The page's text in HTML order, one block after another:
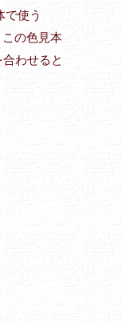
で使う
の色見本
わせると